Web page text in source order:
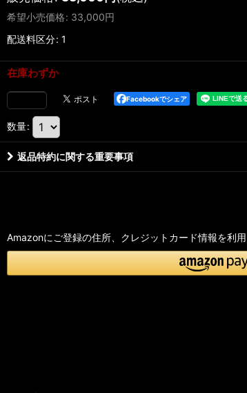
希望小売価格: 33,000円
配送料区分: 1
在庫わずか
Facebookでシェア
数量:
返品特約に関する重要事項
Amazonにご登録の住所、クレジットカード情報を利